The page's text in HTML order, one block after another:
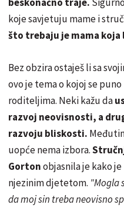
koje savjetuju mame i
što trebaju je mama koja
Bez obzira ostaješ li sa
ovo je tema o kojoj se
roditeljima. Neki kažu da
razvoj neovisnosti, a
razvoju bliskosti.
uopće nema izbora.
Gortonobjasnila je kako
njezinim djetetom. "Mogla
da moj sin treba neovisno